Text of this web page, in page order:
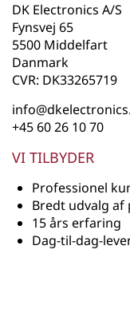
DK Electronics A/S
Fynsvej 65
5500 Middelfart
Danmark
CVR: DK33265719
+45 60 26 10 70
VI TILBYDER
Professionel
Bredt udvalg
15 års erfaring
Dag-til-dag-